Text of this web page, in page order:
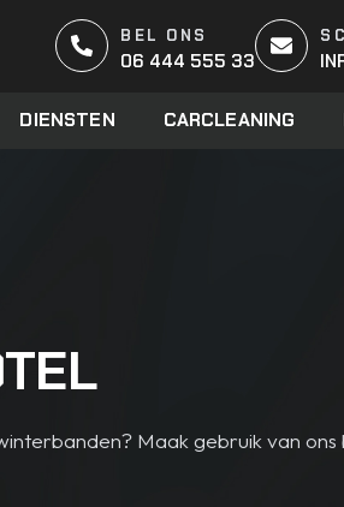
BEL ONS
06 444 555 33
DIENSTEN CARCLEANING
Maak gebruik van